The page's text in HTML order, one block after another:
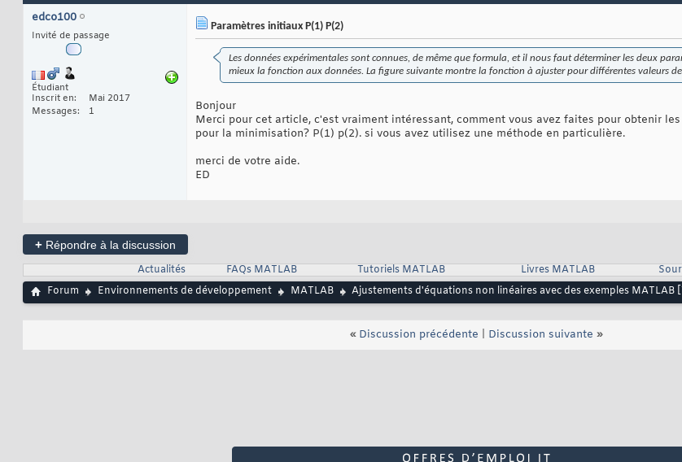
edco100
Invité de passage
Étudiant
Inscrit en
Mai 2017
Messages
1
Paramètres initiaux P(1) P(2)
Les données expérimentales sont connues, de même que formula, et il nous faut déterminer les deux
mieux la fonction aux données. La figure suivante montre la fonction à ajuster pour différentes valeurs de
Bonjour
Merci pour cet article, c'est vraiment intéressant, comment vous avez faites pour obtenir
pour la minimisation? P(1) p(2). si vous avez utilisez une méthode en particulière.
merci de votre aide.
ED
+ Répondre à la discussion
Actualités
FAQs MATLAB Tutoriels MATLAB Livres MATLAB
Forum
Environnements de développement MATLAB Ajustements d'équations non linéaires avec des exemples MATLAB
« Discussion précédente Discussion suivante »